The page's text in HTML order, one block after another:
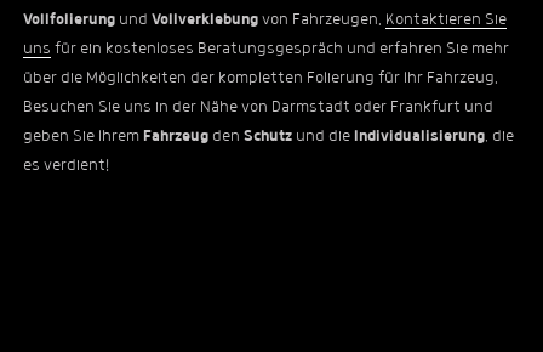
Vollfolierung und Vollverklebung von Fahrzeugen. Kontaktieren Sie
uns für ein kostenloses Beratungsgespräch und erfahren Sie mehr
über die Möglichkeiten der kompletten Folierung für Ihr Fahrzeug.
Besuchen Sie uns in der Nähe von Darmstadt oder Frankfurt und
geben Sie Ihrem Fahrzeug den Schutz und die Individualisierung, die
es verdient!